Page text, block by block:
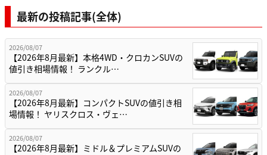
最新の投稿記事(全体)
2026/08/07
【2026年8月最新】本格4WD・クロカンSUVの
値引き相場情報！ ランクル…
2026/08/07
【2026年8月最新】コンパクトSUVの値引き相
場情報！ ヤリスクロス・ヴェ…
2026/08/07
【2026年8月最新】ミドル＆プレミアムSUVの